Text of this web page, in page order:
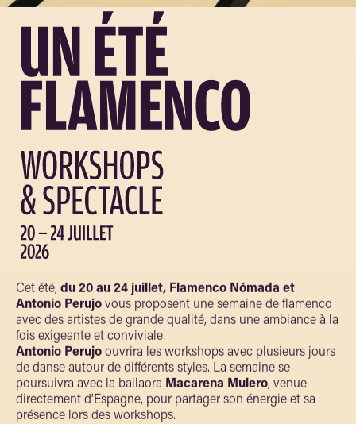
Cet été, du 20 au 24 juillet, Flamenco Nómada et
Antonio Perujovous proposent une semaine de flamenco
avec des artistes de grande qualité, dans une ambiance à la
fois exigeante et conviviale.
Antonio Perujoouvrira les workshops avec plusieurs jours
de danse autour de différents styles. La semaine se
poursuivra avec la bailaora Macarena Mulero, venue
directement d’Espagne, pour partager son énergie et sa
présence lors des workshops.